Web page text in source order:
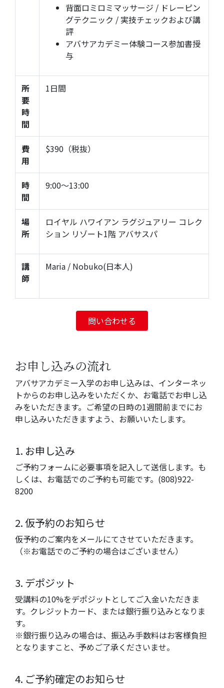
背面ロミロミマッサージ / ドレーピン
グテクニック / 実技チェックおよび講
評
アバサアカデミー体験コース参加書授
与
所
要
時
間
1日間
費
用
$390（税抜）
時
間
9:00〜13:00
場
所
ロイヤル ハワイアン ラグジュアリー コレク
ション リゾート1階 アバサスパ
講
師
Maria / Nobuko(日本人)
問い合わせる
お申し込みの流れ
アバサアカデミー入学のお申し込みは、インターネッ
トからのお申し込みをいただくか、お電話でお申し込
みをいただきます。ご希望の日時の1週間前までにお
申し込みいただきますよう、お願いいたします。
1. お申し込み
ご予約フォームに必要事項を記入して送信します。も
しくは、お電話でのご予約も可能です。(808)922-
8200
2. 仮予約のお知らせ
仮予約のご案内をメールにてさせていただきます。
（※お電話でのご予約の場合はございません）
3. デポジット
受講料の10%をデポジットとしてご入金いただきま
す。クレジットカード、または銀行振り込みとなりま
す。
※銀行振り込みの場合は、振込み手数料はお客様負担
となりますこと、予めご了承くださいませ。
4. ご予約確定のお知らせ